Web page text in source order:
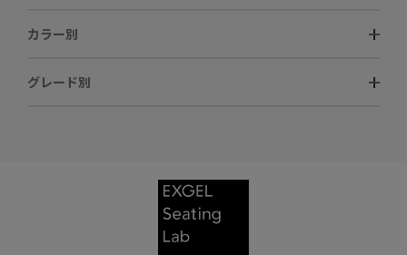
カラー別
グレード別